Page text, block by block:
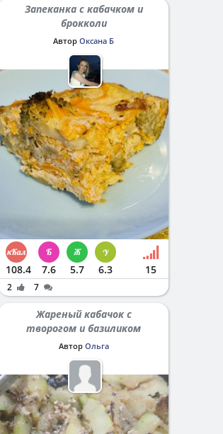
Запеканка с кабачком и
брокколи
Автор Оксана Б
108.4 7.6 5.7 6.3 15
2 7
Жареный кабачок с
творогом и базиликом
Автор Ольга